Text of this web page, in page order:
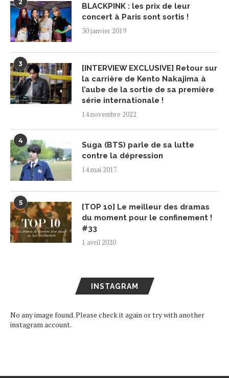
2
BLACKPINK : les prix de leur
concert à Paris sont sortis !
30 janvier 2019
3
[INTERVIEW EXCLUSIVE] Retour sur
la carrière de Kento Nakajima à
l’aube de la sortie de sa première
série internationale !
14 novembre 2022
4
Suga (BTS) parle de sa lutte
contre la dépression
14 mai 2017
5
[TOP 10] Le meilleur des dramas
du moment pour le confinement !
#33
1 avril 2020
INSTAGRAM
No any image found. Please check it again or try with another
instagram account.